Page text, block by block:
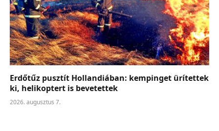
Erdőtűz pusztít Hollandiában: kempinget ürítettek
ki, helikoptert is bevetettek
2026. augusztus 7.